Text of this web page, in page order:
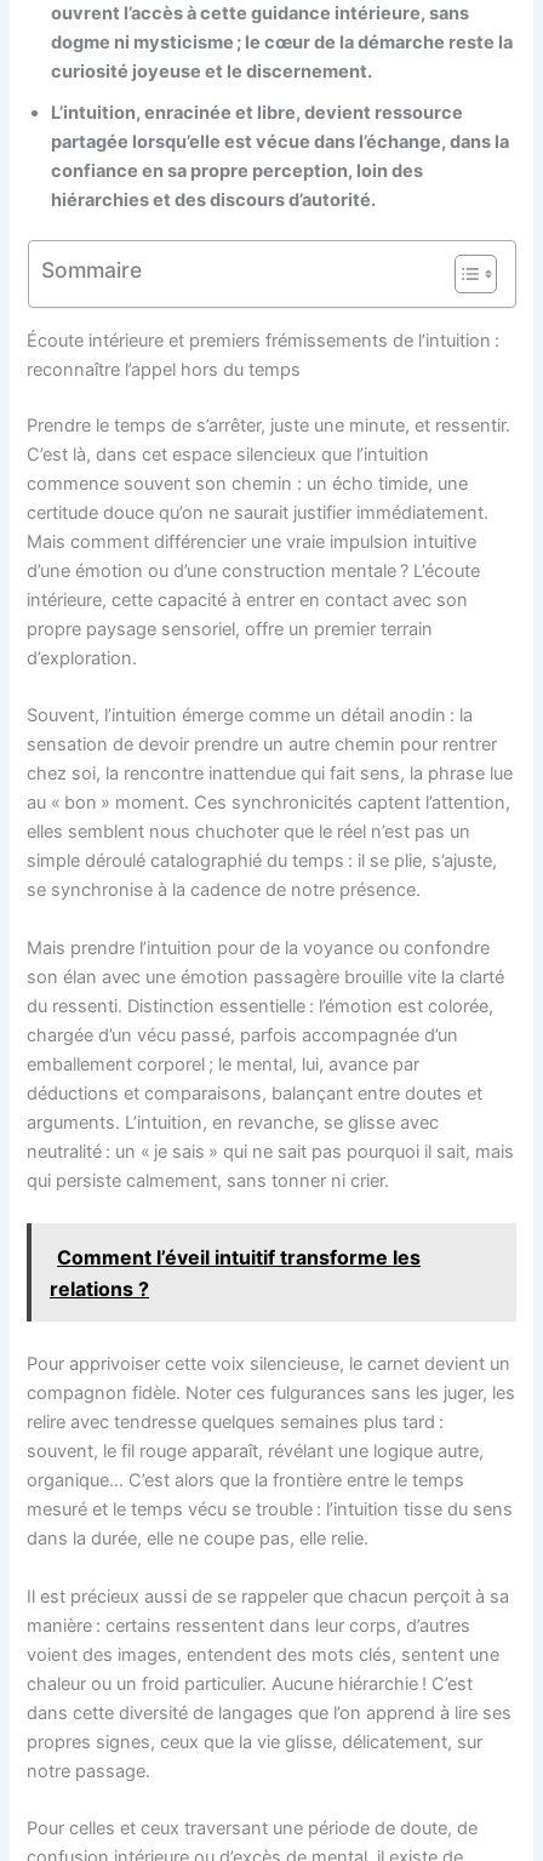
ouvrent l’accès à cette guidance intérieure, sans
dogme ni mysticisme ; le cœur de la démarche reste la
curiosité joyeuse et le discernement.
L’intuition, enracinée et libre, devient ressource
partagée lorsqu’elle est vécue dans l’échange, dans la
confiance en sa propre perception, loin des
hiérarchies et des discours d’autorité.
Sommaire
Écoute intérieure et premiers frémissements de l’intuition :
reconnaître l’appel hors du temps
Prendre le temps de s’arrêter, juste une minute, et ressentir.
C’est là, dans cet espace silencieux que l’intuition
commence souvent son chemin : un écho timide, une
certitude douce qu’on ne saurait justifier immédiatement.
Mais comment différencier une vraie impulsion intuitive
d’une émotion ou d’une construction mentale ? L’écoute
intérieure, cette capacité à entrer en contact avec son
propre paysage sensoriel, offre un premier terrain
d’exploration.
Souvent, l’intuition émerge comme un détail anodin : la
sensation de devoir prendre un autre chemin pour rentrer
chez soi, la rencontre inattendue qui fait sens, la phrase lue
au « bon » moment. Ces synchronicités captent l’attention,
elles semblent nous chuchoter que le réel n’est pas un
simple déroulé catalographié du temps : il se plie, s’ajuste,
se synchronise à la cadence de notre présence.
Mais prendre l’intuition pour de la voyance ou confondre
son élan avec une émotion passagère brouille vite la clarté
du ressenti. Distinction essentielle : l’émotion est colorée,
chargée d’un vécu passé, parfois accompagnée d’un
emballement corporel ; le mental, lui, avance par
déductions et comparaisons, balançant entre doutes et
arguments. L’intuition, en revanche, se glisse avec
neutralité : un « je sais » qui ne sait pas pourquoi il sait, mais
qui persiste calmement, sans tonner ni crier.
Comment l’éveil intuitif transforme les
relations ?
Pour apprivoiser cette voix silencieuse, le carnet devient un
compagnon fidèle. Noter ces fulgurances sans les juger, les
relire avec tendresse quelques semaines plus tard :
souvent, le fil rouge apparaît, révélant une logique autre,
organique… C’est alors que la frontière entre le temps
mesuré et le temps vécu se trouble : l’intuition tisse du sens
dans la durée, elle ne coupe pas, elle relie.
Il est précieux aussi de se rappeler que chacun perçoit à sa
manière : certains ressentent dans leur corps, d’autres
voient des images, entendent des mots clés, sentent une
chaleur ou un froid particulier. Aucune hiérarchie ! C’est
dans cette diversité de langages que l’on apprend à lire ses
propres signes, ceux que la vie glisse, délicatement, sur
notre passage.
Pour celles et ceux traversant une période de doute, de